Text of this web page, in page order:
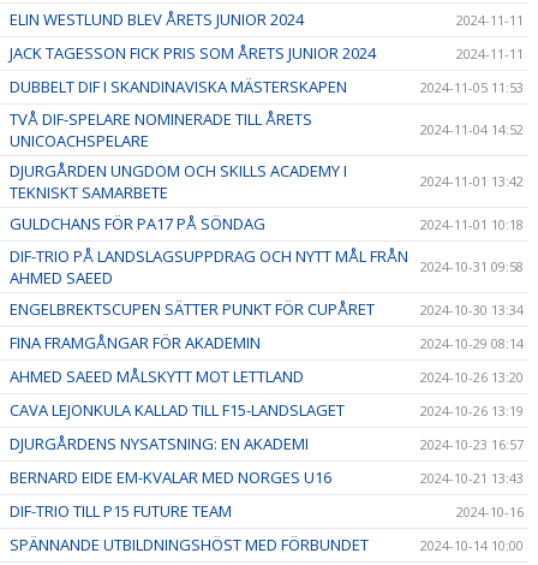
ELIN WESTLUND BLEV ÅRETS JUNIOR 2024 2024-11-11
JACK TAGESSON FICK PRIS SOM ÅRETS JUNIOR 2024 2024-11-11
DUBBELT DIF I SKANDINAVISKA MÄSTERSKAPEN 2024-11-05 11:53
TVÅ DIF-SPELARE NOMINERADE TILL ÅRETS
UNICOACHSPELARE
2024-11-04 14:52
DJURGÅRDEN UNGDOM OCH SKILLS ACADEMY I
TEKNISKT SAMARBETE
2024-11-01 13:42
GULDCHANS FÖR PA17 PÅ SÖNDAG 2024-11-01 10:18
DIF-TRIO PÅ LANDSLAGSUPPDRAG OCH NYTT MÅL FRÅN
AHMED SAEED
2024-10-31 09:58
ENGELBREKTSCUPEN SÄTTER PUNKT FÖR CUPÅRET 2024-10-30 13:34
FINA FRAMGÅNGAR FÖR AKADEMIN 2024-10-29 08:14
AHMED SAEED MÅLSKYTT MOT LETTLAND 2024-10-26 13:20
CAVA LEJONKULA KALLAD TILL F15-LANDSLAGET 2024-10-26 13:19
DJURGÅRDENS NYSATSNING: EN AKADEMI 2024-10-23 16:57
BERNARD EIDE EM-KVALAR MED NORGES U16 2024-10-21 13:43
DIF-TRIO TILL P15 FUTURE TEAM 2024-10-16
SPÄNNANDE UTBILDNINGSHÖST MED FÖRBUNDET 2024-10-14 10:00